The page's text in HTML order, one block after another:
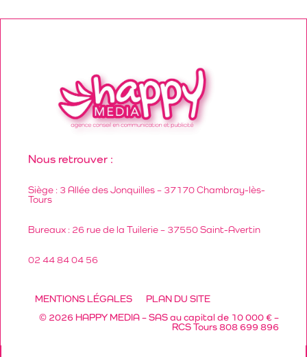
Nous retrouver :
Siège : 3 Allée des Jonquilles – 37170 Chambray-lès-
Tours
Bureaux : 26 rue de la Tuilerie – 37550 Saint-Avertin
02 44 84 04 56
MENTIONS LÉGALES
PLAN DU SITE
© 2026 HAPPY MEDIA – SAS au capital de 10 000 € –
RCS Tours 808 699 896